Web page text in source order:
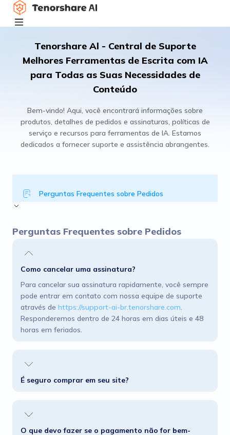
Tenorshare Al - Central de Suporte
Melhores Ferramentas de Escrita com IA
para Todas as Suas Necessidades de
Conteúdo
Bem-vindo! Aqui, você encontrará informações sobre
produtos, detalhes de pedidos e assinaturas, políticas de
serviço e recursos para ferramentas de IA. Estamos
dedicados a fornecer suporte e assistência abrangentes.
Perguntas Frequentes sobre Pedidos
Perguntas Frequentes sobre Pedidos
Como cancelar uma assinatura?
Para cancelar sua assinatura rapidamente, você sempre
pode entrar em contato com nossa equipe de suporte
através de https://support-ai-br.tenorshare.com.
Responderemos dentro de 24 horas em dias úteis e 48
horas em feriados.
É seguro comprar em seu site?
O que devo fazer se o pagamento não for bem-